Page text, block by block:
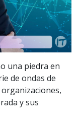
una piedra en
de ondas de
y sus